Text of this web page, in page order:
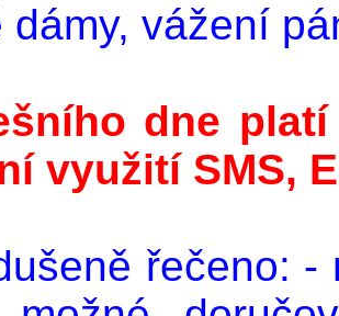
dámy, vážení
dne
využití SMS,
řečeno: